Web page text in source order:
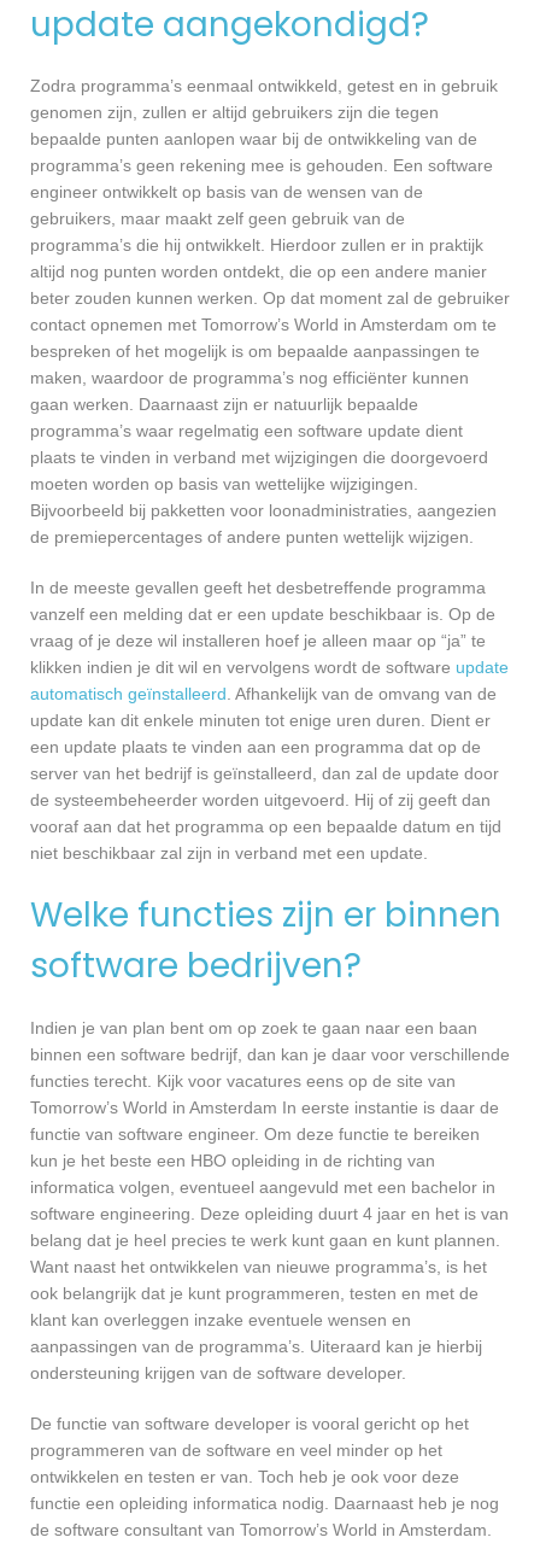
update aangekondigd?
Zodra programma’s eenmaal ontwikkeld, getest en in gebruik
genomen zijn, zullen er altijd gebruikers zijn die tegen
bepaalde punten aanlopen waar bij de ontwikkeling van de
programma’s geen rekening mee is gehouden. Een software
engineer ontwikkelt op basis van de wensen van de
gebruikers, maar maakt zelf geen gebruik van de
programma’s die hij ontwikkelt. Hierdoor zullen er in praktijk
altijd nog punten worden ontdekt, die op een andere manier
beter zouden kunnen werken. Op dat moment zal de gebruiker
contact opnemen met Tomorrow’s World in Amsterdam om te
bespreken of het mogelijk is om bepaalde aanpassingen te
maken, waardoor de programma’s nog efficiënter kunnen
gaan werken. Daarnaast zijn er natuurlijk bepaalde
programma’s waar regelmatig een software update dient
plaats te vinden in verband met wijzigingen die doorgevoerd
moeten worden op basis van wettelijke wijzigingen.
Bijvoorbeeld bij pakketten voor loonadministraties, aangezien
de premiepercentages of andere punten wettelijk wijzigen.
In de meeste gevallen geeft het desbetreffende programma
vanzelf een melding dat er een update beschikbaar is. Op de
vraag of je deze wil installeren hoef je alleen maar op “ja” te
klikken indien je dit wil en vervolgens wordt de software update
automatisch geïnstalleerd. Afhankelijk van de omvang van de
update kan dit enkele minuten tot enige uren duren. Dient er
een update plaats te vinden aan een programma dat op de
server van het bedrijf is geïnstalleerd, dan zal de update door
de systeembeheerder worden uitgevoerd. Hij of zij geeft dan
vooraf aan dat het programma op een bepaalde datum en tijd
niet beschikbaar zal zijn in verband met een update.
Welke functies zijn er binnen
software bedrijven?
Indien je van plan bent om op zoek te gaan naar een baan
binnen een software bedrijf, dan kan je daar voor verschillende
functies terecht. Kijk voor vacatures eens op de site van
Tomorrow’s World in Amsterdam In eerste instantie is daar de
functie van software engineer. Om deze functie te bereiken
kun je het beste een HBO opleiding in de richting van
informatica volgen, eventueel aangevuld met een bachelor in
software engineering. Deze opleiding duurt 4 jaar en het is van
belang dat je heel precies te werk kunt gaan en kunt plannen.
Want naast het ontwikkelen van nieuwe programma’s, is het
ook belangrijk dat je kunt programmeren, testen en met de
klant kan overleggen inzake eventuele wensen en
aanpassingen van de programma’s. Uiteraard kan je hierbij
ondersteuning krijgen van de software developer.
De functie van software developer is vooral gericht op het
programmeren van de software en veel minder op het
ontwikkelen en testen er van. Toch heb je ook voor deze
functie een opleiding informatica nodig. Daarnaast heb je nog
de software consultant van Tomorrow’s World in Amsterdam.